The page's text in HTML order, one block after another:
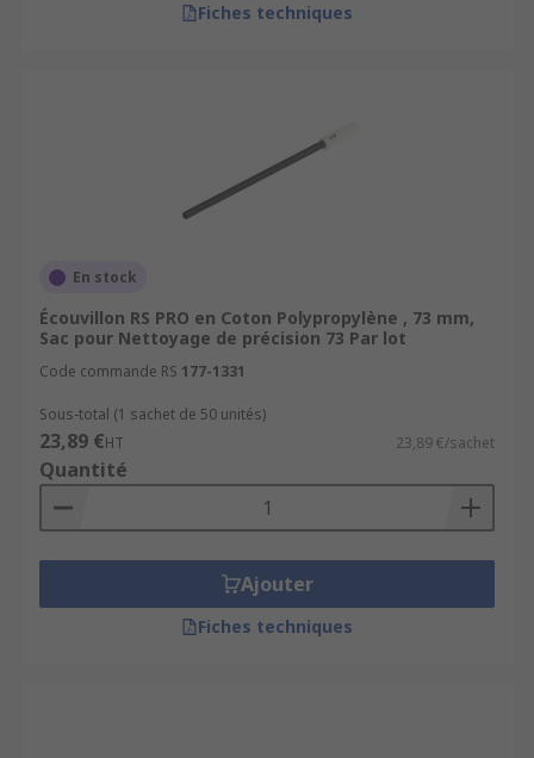
Fiches techniques
En stock
Écouvillon RS PRO en Coton Polypropylène , 73 mm,
Sac pour Nettoyage de précision 73 Par lot
Code commande RS 177-1331
Sous-total (1 sachet de 50 unités)
23,89 €HT 23,89 €/sachet
Quantité
Ajouter
Fiches techniques